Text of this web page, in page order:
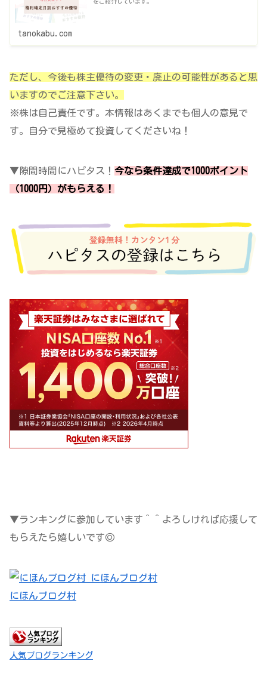
tanokabu.com
ただし、今後も株主優待の変更・廃止の可能性があると思
いますのでご注意下さい。
※株は自己責任です。本情報はあくまでも個人の意見で
す。自分で見極めて投資してくださいね！
▼隙間時間にハピタス！ 今なら条件達成で1000ポイント
（1000円）がもらえる！
▼ランキングに参加しています＾＾よろしければ応援して
もらえたら嬉しいです◎
にほんブログ村
人気ブログランキング